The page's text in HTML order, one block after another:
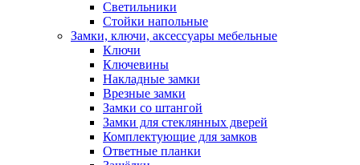
Светильники
Стойки напольные
Замки, ключи, аксессуары мебельные
Ключи
Ключевины
Накладные замки
Врезные замки
Замки со штангой
Замки для стеклянных дверей
Комплектующие для замков
Ответные планки